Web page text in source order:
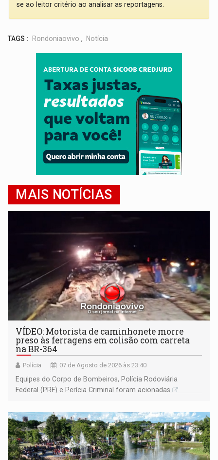
se ao leitor critério ao analisar as reportagens.
TAGS : Rondoniaovivo , Notícia
MAIS NOTÍCIAS
VÍDEO: Motorista de caminhonete morre
preso às ferragens em colisão com carreta
na BR-364
Polícia 07 de Agosto de 2026 às 23:40
Equipes do Corpo de Bombeiros, Polícia Rodoviária
Federal (PRF) e Perícia Criminal foram acionadas